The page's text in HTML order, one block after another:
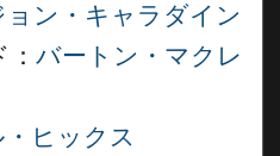
ョン・キャラダイン
バートン・マクレ
ヒックス